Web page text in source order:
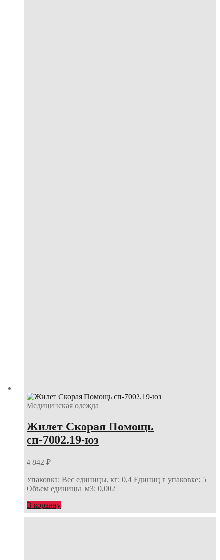
Медицинская одежда
Жилет Скорая Помощь
сп-7002.19-юз
4 842 ₽
Упаковка: Вес единицы, кг: 0,4 Единиц в упаковке: 5
Объем единицы, м3: 0,002
В корзину